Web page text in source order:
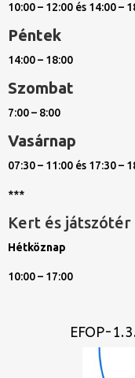
10:00 – 12:00 és 14:00 –
Péntek
14:00 – 18:00
Szombat
7:00 – 8:00
Vasárnap
07:30 – 11:00 és 17:30 –
***
Kert és játszótér
Hétköznap
10:00 – 17:00
EFOP-